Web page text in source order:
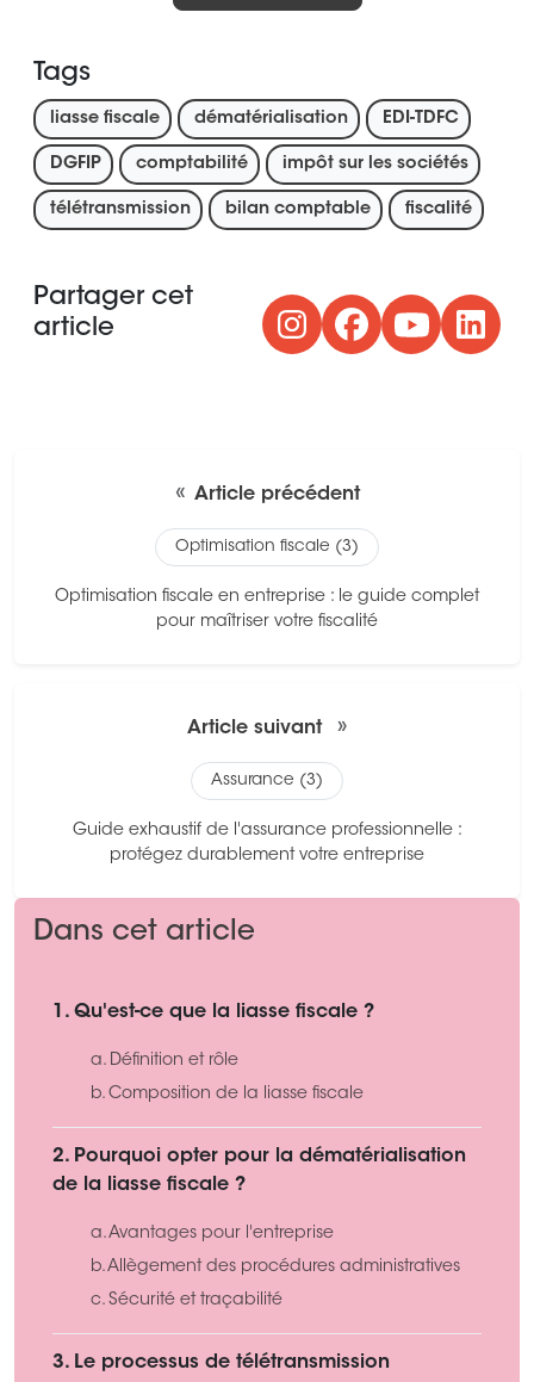
Tags
liasse fiscale dématérialisation EDI-TDFC
DGFIP comptabilité impôt sur les sociétés
télétransmission bilan comptable fiscalité
Partager cet
article
« Article précédent
Optimisation fiscale (3)
Optimisation fiscale en entreprise : le guide complet
pour maîtriser votre fiscalité
Article suivant »
Assurance (3)
Guide exhaustif de l'assurance professionnelle :
protégez durablement votre entreprise
Dans cet article
1. Qu'est-ce que la liasse fiscale ?
a. Définition et rôle
b. Composition de la liasse fiscale
2. Pourquoi opter pour la dématérialisation
de la liasse fiscale ?
a. Avantages pour l'entreprise
b. Allègement des procédures administratives
c. Sécurité et traçabilité
3. Le processus de télétransmission